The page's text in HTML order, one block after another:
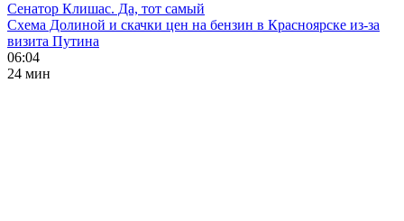
Сенатор Клишас. Да, тот самый
Схема Долиной и скачки цен на бензин в Красноярске из-за
визита Путина
06:04
24 мин